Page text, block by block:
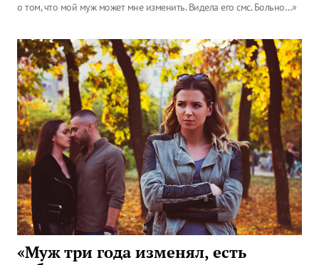
о том, что мой муж может мне изменить. Видела его смс. Больно…»
«Муж три года изменял, есть